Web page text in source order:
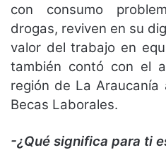
con consumo
drogas, reviven en su
valor del trabajo en
también contó con el
región de La
Becas Laborales.
-¿Qué significa para ti